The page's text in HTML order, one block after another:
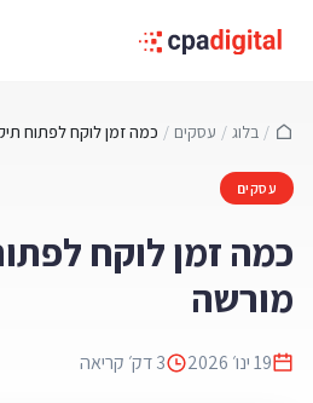
/ בלוג / עסקים /
עסקים
כמה זמן לוקח
מורשה
19 ינו׳ 2026 3דק׳ קריאה